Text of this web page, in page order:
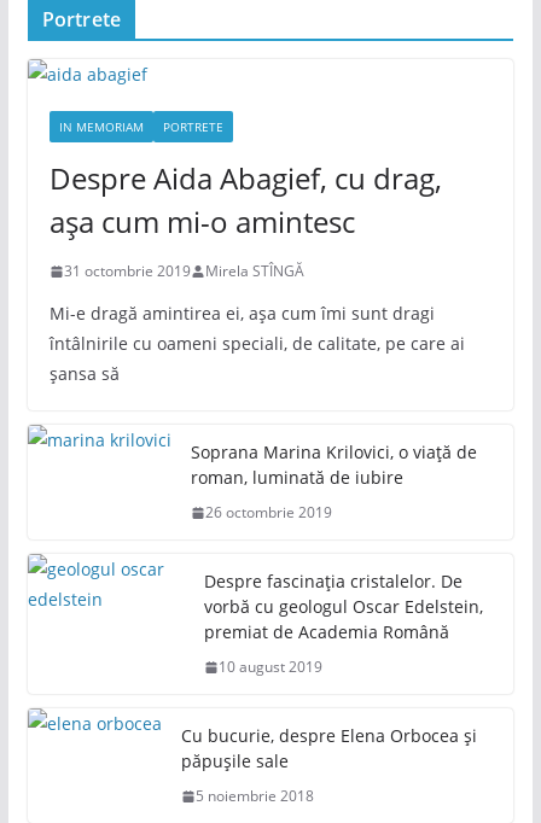
Portrete
IN MEMORIAM PORTRETE
Despre Aida Abagief, cu drag,
așa cum mi-o amintesc
31 octombrie 2019 Mirela STÎNGĂ
Mi-e dragă amintirea ei, așa cum îmi sunt dragi
întâlnirile cu oameni speciali, de calitate, pe care ai
șansa să
Soprana Marina Krilovici, o viață de
roman, luminată de iubire
26 octombrie 2019
Despre fascinația cristalelor. De
vorbă cu geologul Oscar Edelstein,
premiat de Academia Română
10 august 2019
Cu bucurie, despre Elena Orbocea și
păpușile sale
5 noiembrie 2018